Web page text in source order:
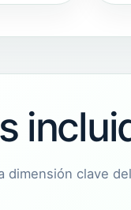
dimensión clave